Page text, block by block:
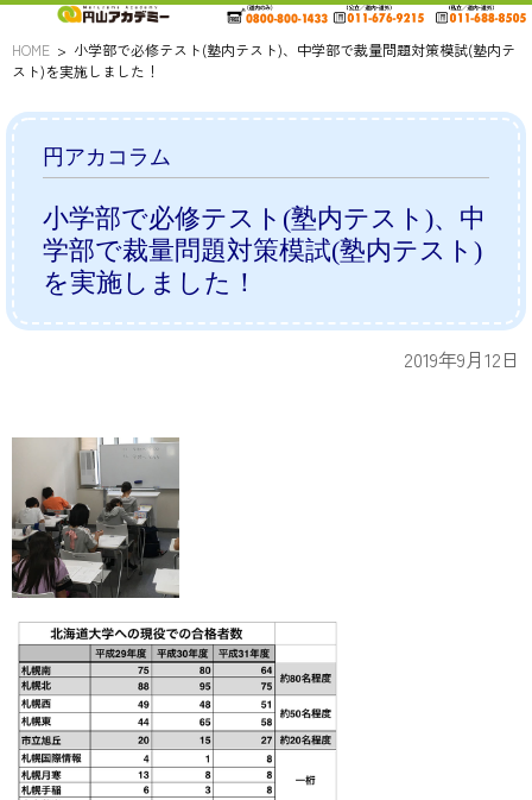
HOME
小学部で必修テスト(塾内テスト)、中学部で裁量問題対策模試(塾内テ
スト)を実施しました！
円アカコラム
小学部で必修テスト(塾内テスト)、中
学部で裁量問題対策模試(塾内テスト)
を実施しました！
2019年9月12日